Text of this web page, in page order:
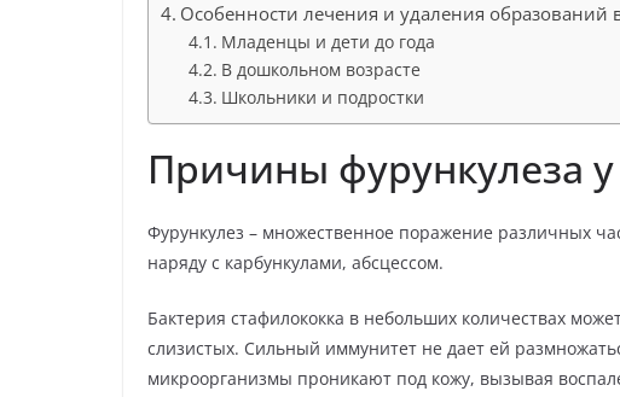
Особенности лечения и удаления образований
Младенцы и дети до года
В дошкольном возрасте
Школьники и подростки
Причины фурункулеза у
Фурункулез – множественное поражение различных
наряду с карбункулами, абсцессом.
Бактерия стафилококка в небольших количествах
слизистых. Сильный иммунитет не дает ей
микроорганизмы проникают под кожу, вызывая